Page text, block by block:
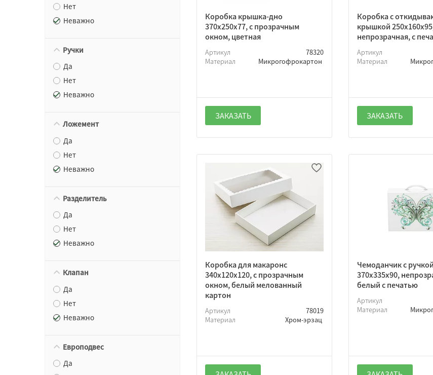
Нет
Неважно
Ручки
Да
Нет
Неважно
Ложемент
Да
Нет
Неважно
Разделитель
Да
Нет
Неважно
Клапан
Да
Нет
Неважно
Европодвес
Да
Коробка крышка-дно
370х250х77, с прозрачным
окном, цветная
Артикул
78320
Материал
Микрогофрокартон
ЗАКАЗАТЬ
Коробка с
крышкой
непрозрачная, с
Артикул
Материал
ЗАКАЗАТЬ
Коробка для макаронс
340х120х120, с прозрачным
окном, белый мелованный
картон
Артикул
78019
Материал
Хром-эрзац
Чемоданчик с ручкой
370х335х90,
белый с печатью
Артикул
Материал